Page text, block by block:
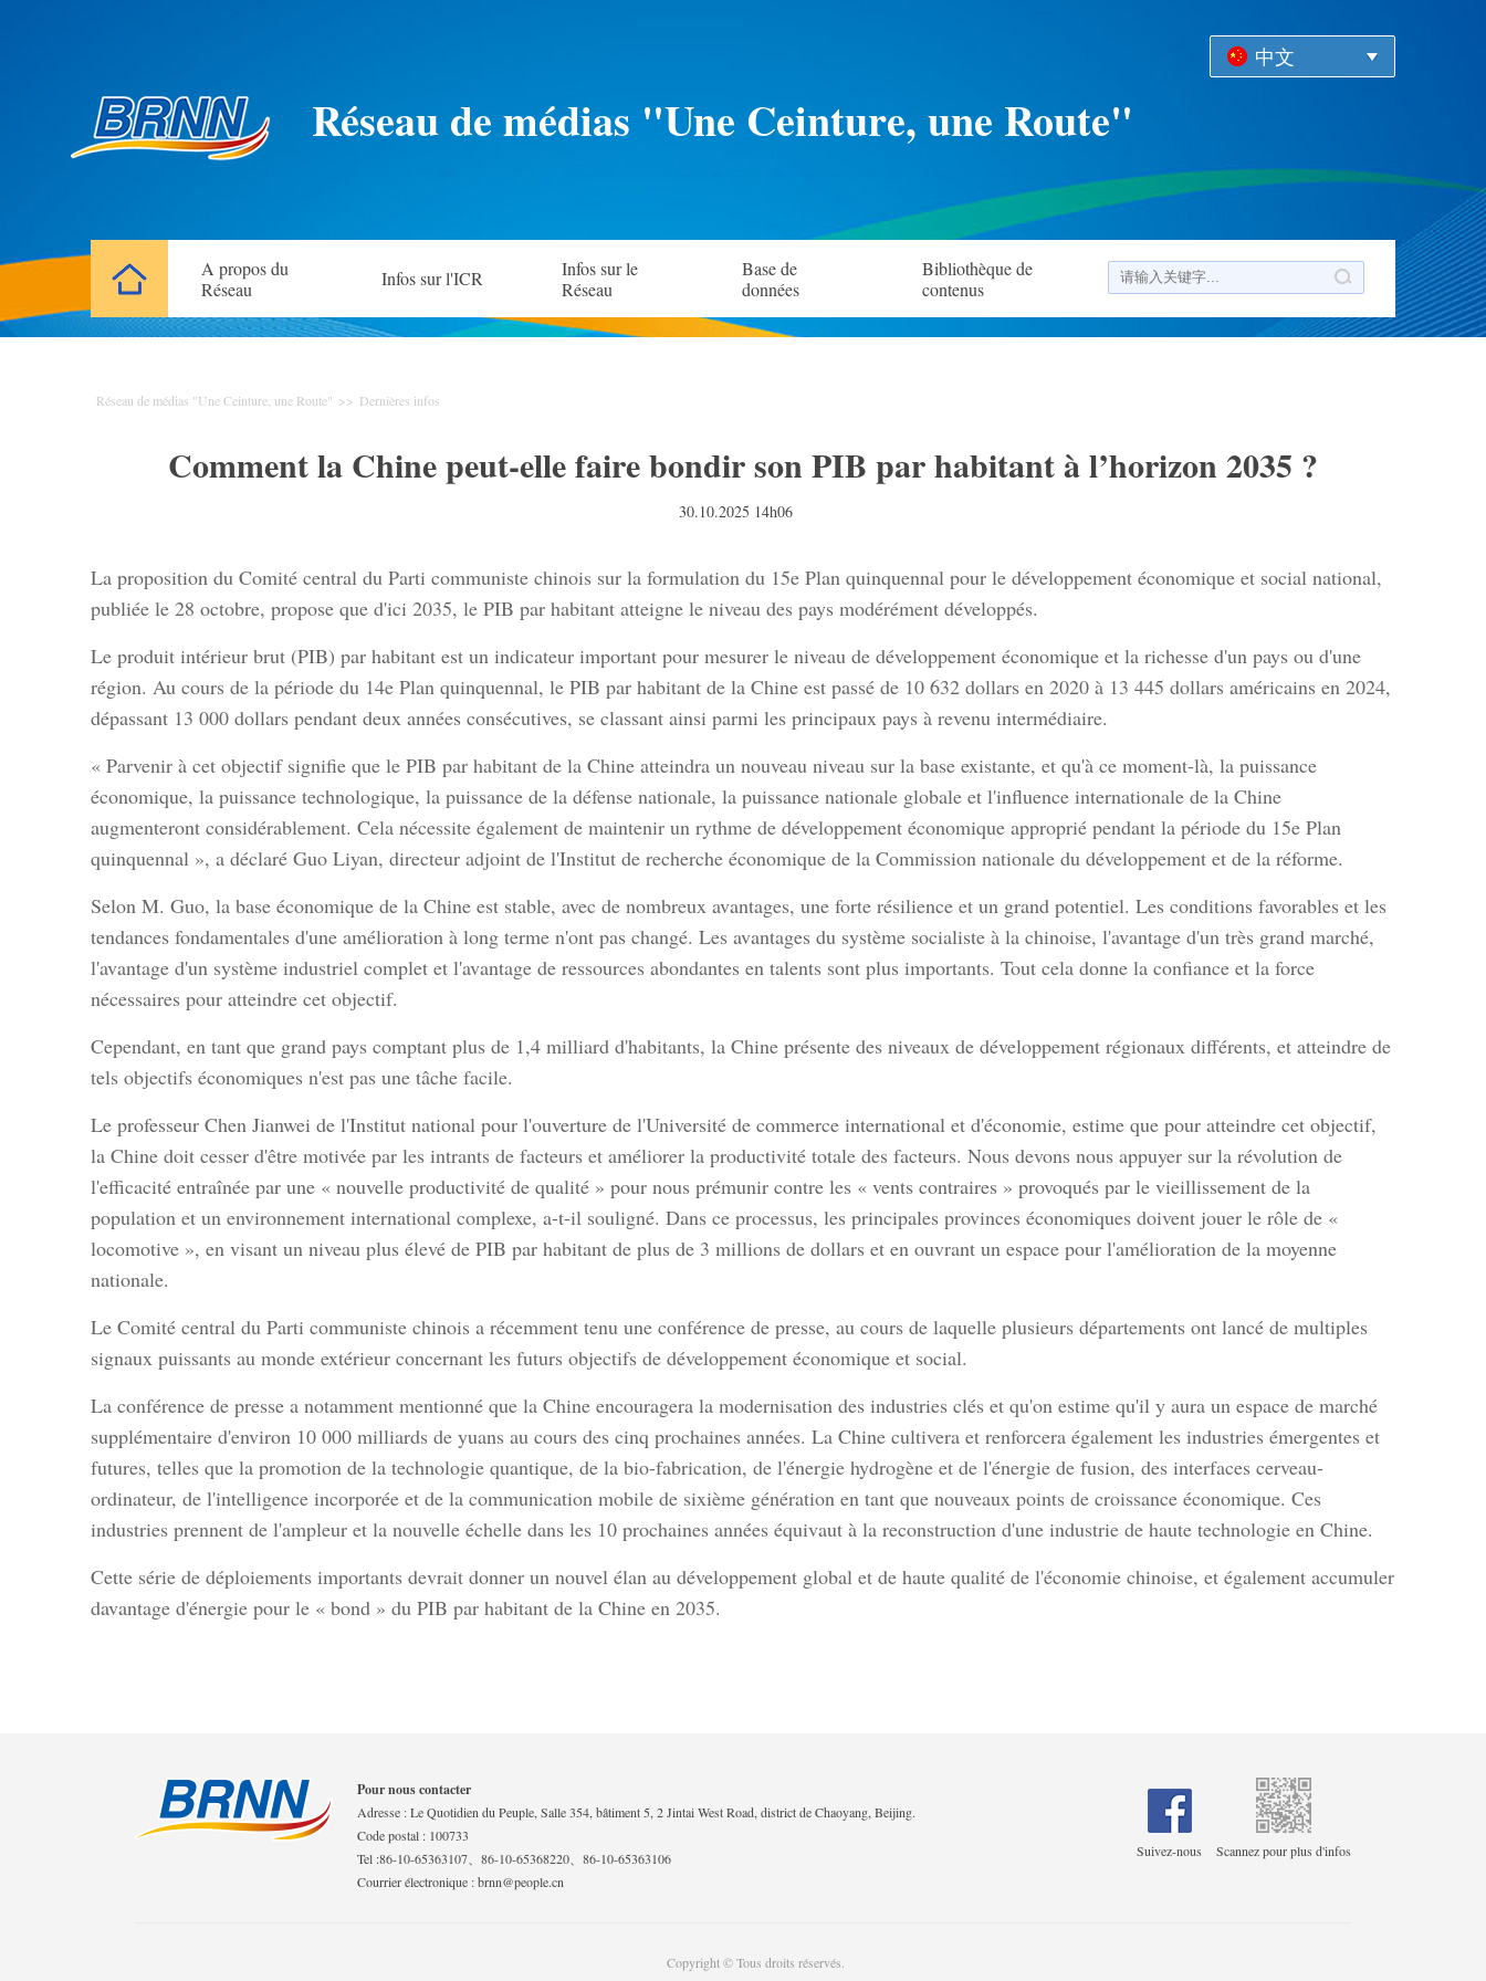
中文
Réseau de médias "Une Ceinture, une Route"
A propos du
Réseau
Infos sur l'ICR
Infos sur le
Réseau
Base de
données
Bibliothèque de
contenus
Réseau de médias "Une Ceinture, une Route" >> Dernières infos
Comment la Chine peut-elle faire bondir son PIB par habitant à l’horizon 2035 ?
30.10.2025 14h06
La proposition du Comité central du Parti communiste chinois sur la formulation du 15e Plan quinquennal pour le développement économique et social national,
publiée le 28 octobre, propose que d'ici 2035, le PIB par habitant atteigne le niveau des pays modérément développés.
Le produit intérieur brut (PIB) par habitant est un indicateur important pour mesurer le niveau de développement économique et la richesse d'un pays ou d'une
région. Au cours de la période du 14e Plan quinquennal, le PIB par habitant de la Chine est passé de 10 632 dollars en 2020 à 13 445 dollars américains en 2024,
dépassant 13 000 dollars pendant deux années consécutives, se classant ainsi parmi les principaux pays à revenu intermédiaire.
« Parvenir à cet objectif signifie que le PIB par habitant de la Chine atteindra un nouveau niveau sur la base existante, et qu'à ce moment-là, la puissance
économique, la puissance technologique, la puissance de la défense nationale, la puissance nationale globale et l'influence internationale de la Chine
augmenteront considérablement. Cela nécessite également de maintenir un rythme de développement économique approprié pendant la période du 15e Plan
quinquennal », a déclaré Guo Liyan, directeur adjoint de l'Institut de recherche économique de la Commission nationale du développement et de la réforme.
Selon M. Guo, la base économique de la Chine est stable, avec de nombreux avantages, une forte résilience et un grand potentiel. Les conditions favorables et les
tendances fondamentales d'une amélioration à long terme n'ont pas changé. Les avantages du système socialiste à la chinoise, l'avantage d'un très grand marché,
l'avantage d'un système industriel complet et l'avantage de ressources abondantes en talents sont plus importants. Tout cela donne la confiance et la force
nécessaires pour atteindre cet objectif.
Cependant, en tant que grand pays comptant plus de 1,4 milliard d'habitants, la Chine présente des niveaux de développement régionaux différents, et atteindre de
tels objectifs économiques n'est pas une tâche facile.
Le professeur Chen Jianwei de l'Institut national pour l'ouverture de l'Université de commerce international et d'économie, estime que pour atteindre cet objectif,
la Chine doit cesser d'être motivée par les intrants de facteurs et améliorer la productivité totale des facteurs. Nous devons nous appuyer sur la révolution de
l'efficacité entraînée par une « nouvelle productivité de qualité » pour nous prémunir contre les « vents contraires » provoqués par le vieillissement de la
population et un environnement international complexe, a-t-il souligné. Dans ce processus, les principales provinces économiques doivent jouer le rôle de «
locomotive », en visant un niveau plus élevé de PIB par habitant de plus de 3 millions de dollars et en ouvrant un espace pour l'amélioration de la moyenne
nationale.
Le Comité central du Parti communiste chinois a récemment tenu une conférence de presse, au cours de laquelle plusieurs départements ont lancé de multiples
signaux puissants au monde extérieur concernant les futurs objectifs de développement économique et social.
La conférence de presse a notamment mentionné que la Chine encouragera la modernisation des industries clés et qu'on estime qu'il y aura un espace de marché
supplémentaire d'environ 10 000 milliards de yuans au cours des cinq prochaines années. La Chine cultivera et renforcera également les industries émergentes et
futures, telles que la promotion de la technologie quantique, de la bio-fabrication, de l'énergie hydrogène et de l'énergie de fusion, des interfaces cerveau-
ordinateur, de l'intelligence incorporée et de la communication mobile de sixième génération en tant que nouveaux points de croissance économique. Ces
industries prennent de l'ampleur et la nouvelle échelle dans les 10 prochaines années équivaut à la reconstruction d'une industrie de haute technologie en Chine.
Cette série de déploiements importants devrait donner un nouvel élan au développement global et de haute qualité de l'économie chinoise, et également accumuler
davantage d'énergie pour le « bond » du PIB par habitant de la Chine en 2035.
Pour nous contacter
Adresse : Le Quotidien du Peuple, Salle 354, bâtiment 5, 2 Jintai West Road, district de Chaoyang, Beijing.
Code postal : 100733
Tel :86-10-65363107、86-10-65368220、86-10-65363106
Courrier électronique : brnn@people.cn
Suivez-nous Scannez pour plus d'infos
Copyright © Tous droits réservés.